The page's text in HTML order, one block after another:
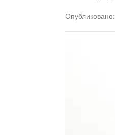
Опубликовано: